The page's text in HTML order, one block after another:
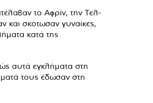
το Αφρίν, την Τελ-
και σκότωσαν γυναίκες,
κατά της
αυτά εγκλήματα στη
τους έδωσαν στη